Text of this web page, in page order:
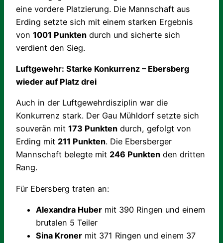
eine vordere Platzierung. Die Mannschaft aus
Erding setzte sich mit einem starken Ergebnis
von 1001 Punkten durch und sicherte sich
verdient den Sieg.
Luftgewehr: Starke Konkurrenz – Ebersberg
wieder auf Platz drei
Auch in der Luftgewehrdisziplin war die
Konkurrenz stark. Der Gau Mühldorf setzte sich
souverän mit 173 Punkten durch, gefolgt von
Erding mit 211 Punkten. Die Ebersberger
Mannschaft belegte mit 246 Punkten den dritten
Rang.
Für Ebersberg traten an:
Alexandra Huber mit 390 Ringen und einem
brutalen 5 Teiler
Sina Kroner mit 371 Ringen und einem 37